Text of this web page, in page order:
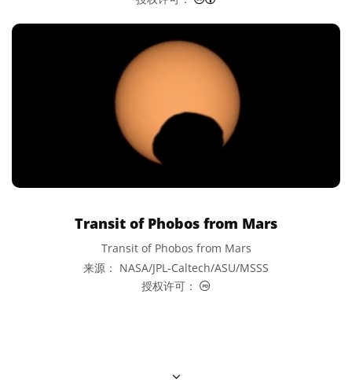
Transit of Phobos from Mars
Transit of Phobos from Mars
来源： NASA/JPL-Caltech/ASU/MSSS
授权许可：
公共领域 图标